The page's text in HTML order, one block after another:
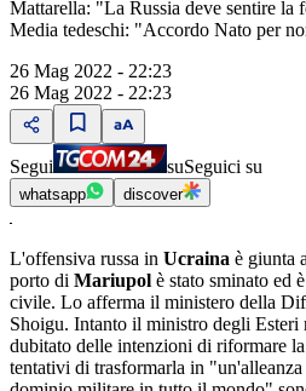
Mattarella: "La Russia deve sentire la
Media tedeschi: "Accordo Nato per
26 Mag 2022 - 22:23
26 Mag 2022 - 22:23
Segui suSeguici su
whatsapp discover
L'offensiva russa in Ucraina è giunta
porto di Mariupol è stato sminato ed
civile. Lo afferma il ministero della
Shoigu. Intanto il ministro degli Esteri
dubitato delle intenzioni di riformare
tentativi di trasformarla in